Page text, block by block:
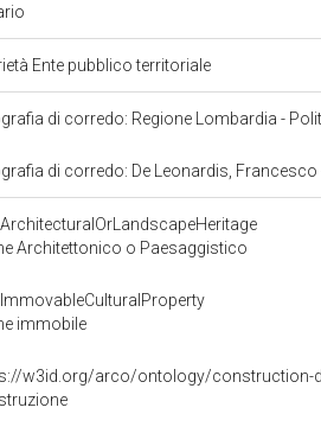
Ente pubblico territoriale
di corredo: Regione Lombardia -
di corredo: De Leonardis, Francesco
Architettonico o Paesaggistico
immobile
w3id.org/arco/ontology/construction-